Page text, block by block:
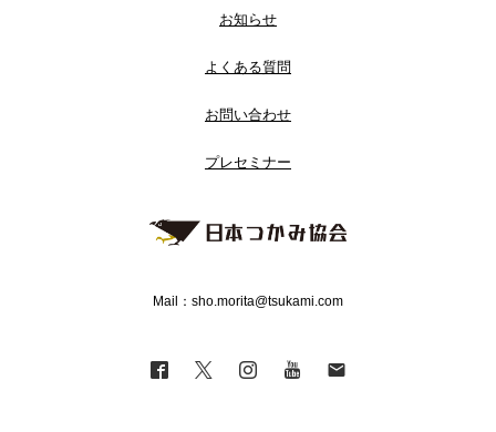
お知らせ
よくある質問
お問い合わせ
プレセミナー
Mail：sho.morita@tsukami.com